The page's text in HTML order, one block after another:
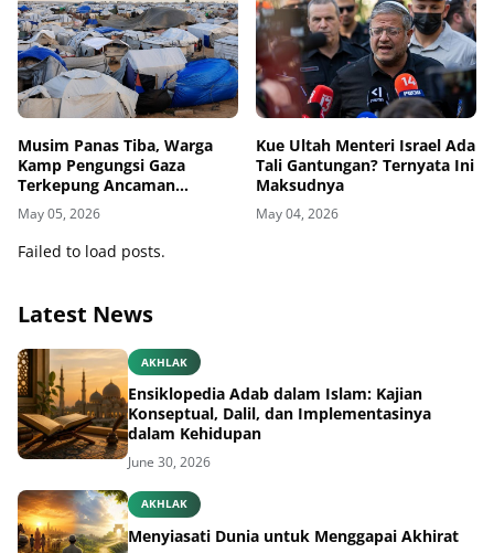
Musim Panas Tiba, Warga
Kamp Pengungsi Gaza
Terkepung Ancaman
Penyakit Kulit
May 05, 2026
Kue Ultah Menteri Israel Ada
Tali Gantungan? Ternyata Ini
Maksudnya
May 04, 2026
Failed to load posts.
Latest News
AKHLAK
Ensiklopedia Adab dalam Islam: Kajian
Konseptual, Dalil, dan Implementasinya
dalam Kehidupan
June 30, 2026
AKHLAK
Menyiasati Dunia untuk Menggapai Akhirat